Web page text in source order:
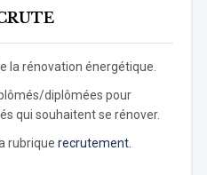
la rénovation énergétique.
diplômées pour
qui souhaitent se rénover.
rubrique recrutement.